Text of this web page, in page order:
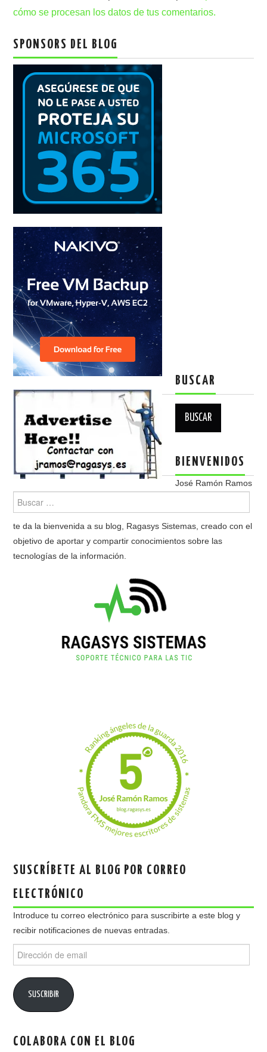
cómo se procesan los datos de tus comentarios.
SPONSORS DEL BLOG
BUSCAR
BIENVENIDOS
José Ramón Ramos
te da la bienvenida a su blog, Ragasys Sistemas, creado con el
objetivo de aportar y compartir conocimientos sobre las
tecnologías de la información.
SUSCRÍBETE AL BLOG POR CORREO
ELECTRÓNICO
Introduce tu correo electrónico para suscribirte a este blog y
recibir notificaciones de nuevas entradas.
de
SUSCRIBIR
COLABORA CON EL BLOG